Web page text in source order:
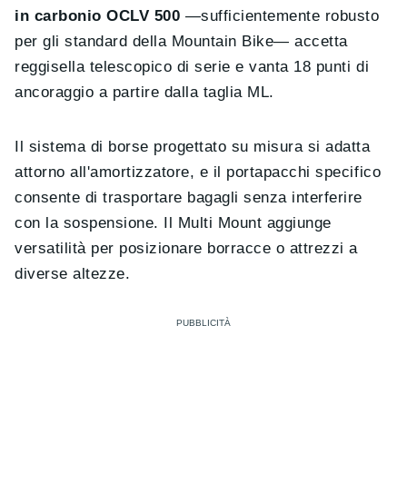
in carbonio OCLV 500 —sufficientemente robusto
per gli standard della Mountain Bike— accetta
reggisella telescopico di serie e vanta 18 punti di
ancoraggio a partire dalla taglia ML.
Il sistema di borse progettato su misura si adatta
attorno all'amortizzatore, e il portapacchi specifico
consente di trasportare bagagli senza interferire
con la sospensione. Il Multi Mount aggiunge
versatilità per posizionare borracce o attrezzi a
diverse altezze.